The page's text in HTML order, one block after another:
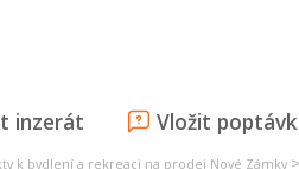
inzerát Vložit
k bydlení a rekreaci na prodej Nové Zámky >